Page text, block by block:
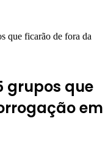
que ficarão de fora da
grupos que
em